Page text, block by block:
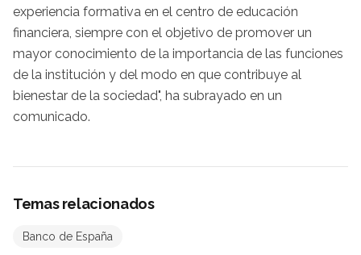
experiencia formativa en el centro de educación
financiera, siempre con el objetivo de promover un
mayor conocimiento de la importancia de las funciones
de la institución y del modo en que contribuye al
bienestar de la sociedad", ha subrayado en un
comunicado.
Temas relacionados
Banco de España